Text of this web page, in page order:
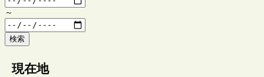
～
検索
現在地